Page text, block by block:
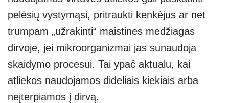
pelėsių vystymąsi, pritraukti kenkėjus ar net
trumpam „užrakinti“ maistines medžiagas
dirvoje, jei mikroorganizmai jas sunaudoja
skaidymo procesui. Tai ypač aktualu, kai
atliekos naudojamos dideliais kiekiais arba
neįterpiamos į dirvą.